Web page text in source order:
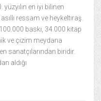
yüzyılın en iyi bilinen
ressam ve heykeltıraş.
baskı, 34.000 kitap
ve çizim meydana
sanatçılarından biridir.
aldığı